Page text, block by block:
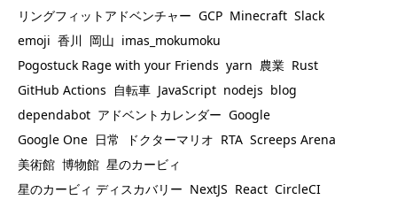
リングフィットアドベンチャー GCP Minecraft Slack
emoji 香川 岡山 imas_mokumoku
Pogostuck Rage with your Friends yarn 農業 Rust
GitHub Actions 自転車 JavaScript nodejs blog
dependabot アドベントカレンダー Google
Google One 日常 ドクターマリオ RTA Screeps Arena
美術館 博物館 星のカービィ
星のカービィ ディスカバリー NextJS React CircleCI